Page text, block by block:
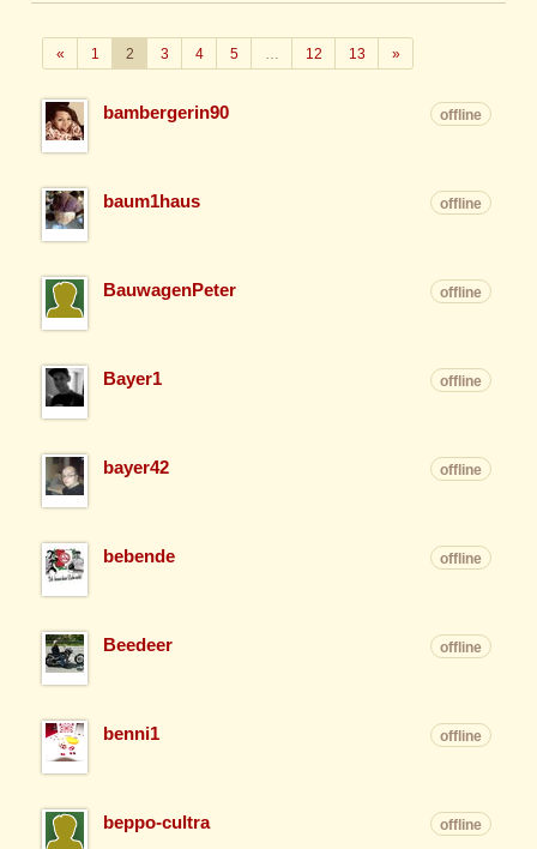
«Zurück
1 2 3 4 5 12 13 »Weiter
bambergerin90 offline
baum1haus offline
BauwagenPeter offline
Bayer1 offline
bayer42 offline
bebende offline
Beedeer offline
benni1 offline
beppo-cultra offline